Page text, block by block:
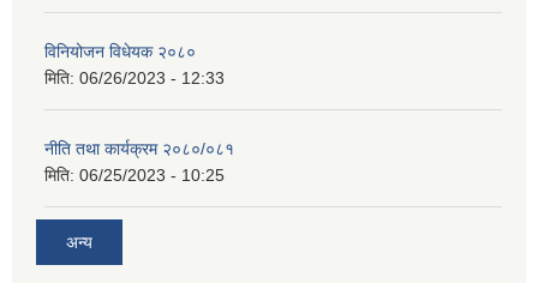
विनियोजन विधेयक २०८०
मिति: 06/26/2023 - 12:33
नीति तथा कार्यक्रम २०८०/०८१
मिति: 06/25/2023 - 10:25
अन्य